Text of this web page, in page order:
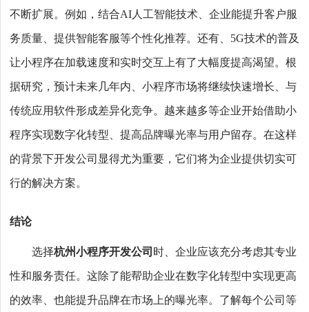
不断扩展。例如，结合AI人工智能技术、企业能提升客户服
务质量、提供智能客服等个性化推荐。还有、5G技术的普及
让小程序在加载速度和实时交互上有了大幅度提高渴望。根
据研究，预计未来几年内、小程序市场将继续快速增长、与
传统应用软件形成差异化竞争。越来越多等企业开始借助小
程序实现数字化转型、提高品牌曝光率与用户留存。在这样
的背景下开发公司显得尤为重要，它们将为企业提供切实可
行的解决方案。
结论
选择杭州小程序开发公司 时、企业应该充分考虑其专业
性和服务责任。这除了能帮助企业在数字化转型中实现更高
的效率、也能提升品牌在市场上的曝光率。了解每个公司等